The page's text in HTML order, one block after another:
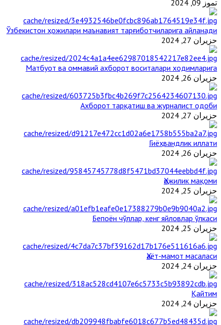
تموز 09, 2024
Ўзбекистон ҳожилари маънавият тарғиботчиларига айланади
حزيران 27, 2024
Матбуот ва оммавий ахборот воситалари ходимларига
حزيران 26, 2024
Ахборот тарқатиш ва журналист одоби
حزيران 27, 2024
Гиёҳвандлик иллати
حزيران 26, 2024
Ҳожилик мақоми
حزيران 25, 2024
Бепоён чўллар, кенг яйловлар ўлкаси
حزيران 25, 2024
Ҳаёт-мамот масаласи
حزيران 24, 2024
Қайтим
حزيران 24, 2024